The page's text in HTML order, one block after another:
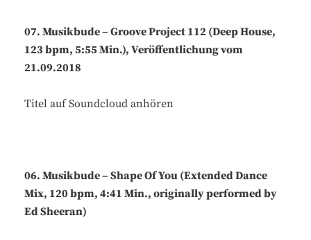
07. Musikbude – Groove Project 112 (Deep House,
123 bpm, 5:55 Min.), Veröffentlichung vom
21.09.2018
Titel auf Soundcloud anhören
06. Musikbude – Shape Of You (Extended Dance
Mix, 120 bpm, 4:41 Min., originally performed by
Ed Sheeran)